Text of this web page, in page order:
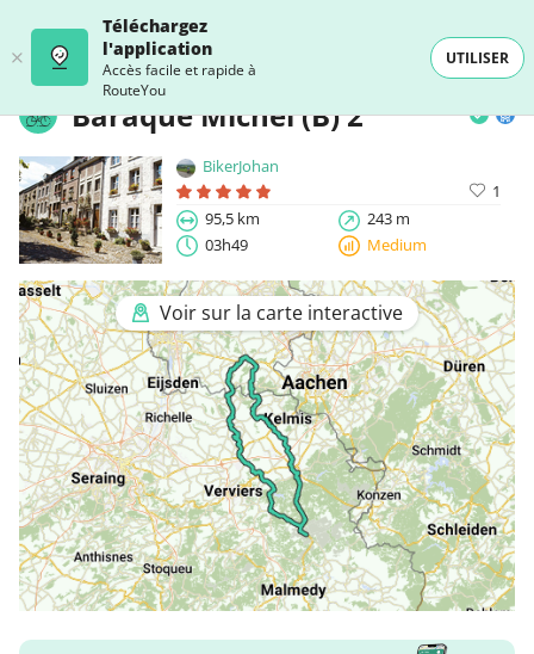
Téléchargez
l'application
Accès facile et rapide à
RouteYou
UTILISER
Baraque Michel (B) 2
BikerJohan
1
95,5 km
243 m
03h49
Medium
Voir sur la carte interactive